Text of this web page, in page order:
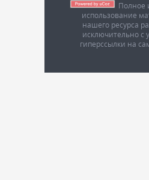
Полное
использование
нашего ресурса
исключительно с
гиперссылки на